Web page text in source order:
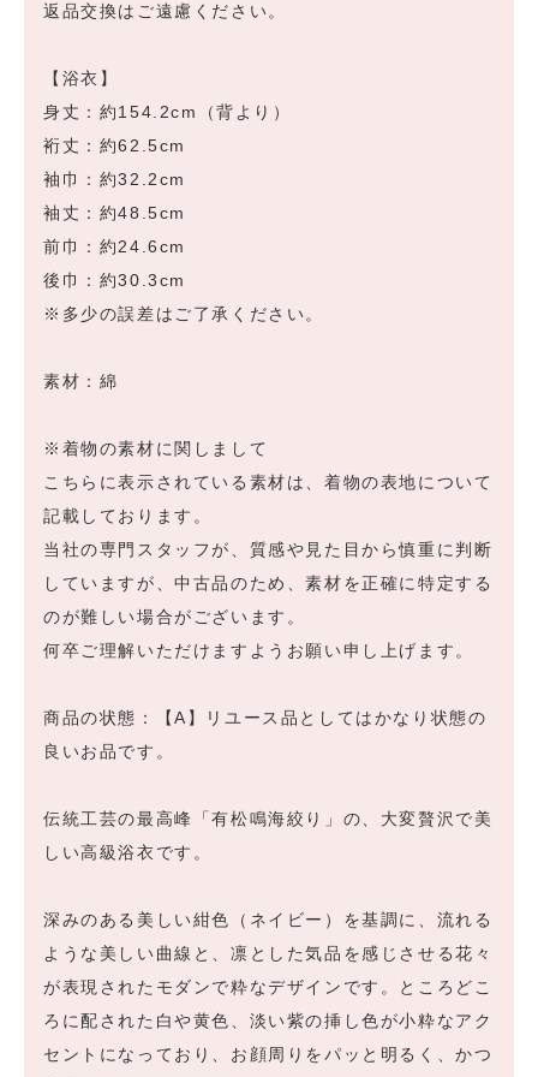
返品交換はご遠慮ください。
【浴衣】
身丈：約154.2cm（背より）
裄丈：約62.5cm
袖巾：約32.2cm
袖丈：約48.5cm
前巾：約24.6cm
後巾：約30.3cm
※多少の誤差はご了承ください。
素材：綿
※着物の素材に関しまして
こちらに表示されている素材は、着物の表地について
記載しております。
当社の専門スタッフが、質感や見た目から慎重に判断
していますが、中古品のため、素材を正確に特定する
のが難しい場合がございます。
何卒ご理解いただけますようお願い申し上げます。
商品の状態：【A】リユース品としてはかなり状態の
良いお品です。
伝統工芸の最高峰「有松鳴海絞り」の、大変贅沢で美
しい高級浴衣です。
深みのある美しい紺色（ネイビー）を基調に、流れる
ような美しい曲線と、凛とした気品を感じさせる花々
が表現されたモダンで粋なデザインです。ところどこ
ろに配された白や黄色、淡い紫の挿し色が小粋なアク
セントになっており、お顔周りをパッと明るく、かつ